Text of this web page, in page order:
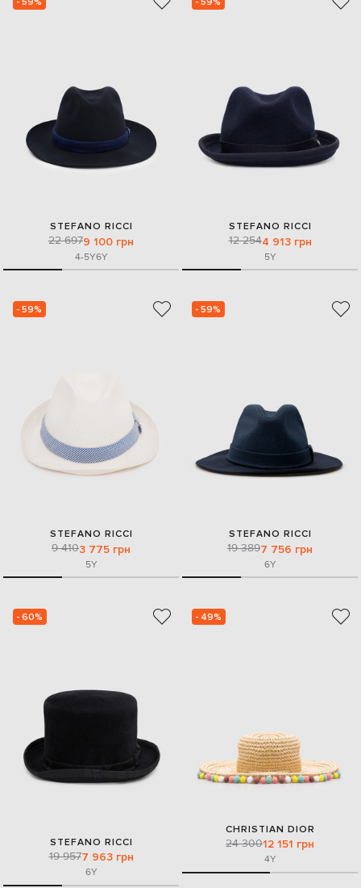
STEFANO RICCI
22 6979 100 грн
4-5Y6Y
STEFANO RICCI
12 2544 913 грн
5Y
- 59%
STEFANO RICCI
9 4103 775 грн
5Y
- 59%
STEFANO RICCI
19 3897 756 грн
6Y
- 60%
STEFANO RICCI
19 9577 963 грн
6Y
- 49%
CHRISTIAN DIOR
24 30012 151 грн
4Y